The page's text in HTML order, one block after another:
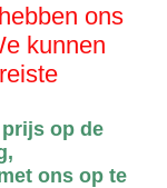
ons
kunnen
op de
ons op te